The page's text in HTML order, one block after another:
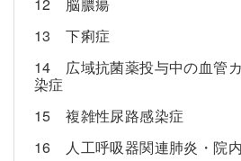
13 下痢症
14 広域抗菌薬投与中の血管
染症
15 複雑性尿路感染症
16 人工呼吸器関連肺炎・院